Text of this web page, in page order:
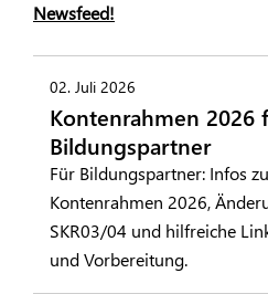
Newsfeed!
02. Juli 2026
Kontenrahmen 2026
Bildungspartner
Für Bildungspartner: Infos
Kontenrahmen 2026,
SKR03/04 und hilfreiche
und Vorbereitung.